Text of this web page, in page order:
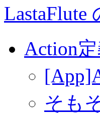
LastaFlute
Action
そも